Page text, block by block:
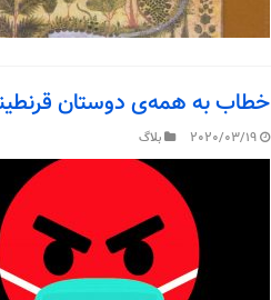
خطاب به همه‌ی دوستان
2020/03/19 بلاگ